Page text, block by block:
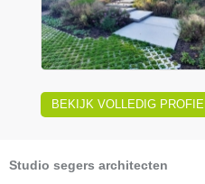
BEKIJK VOLLEDIG PROFIEL
Studio segers architecten